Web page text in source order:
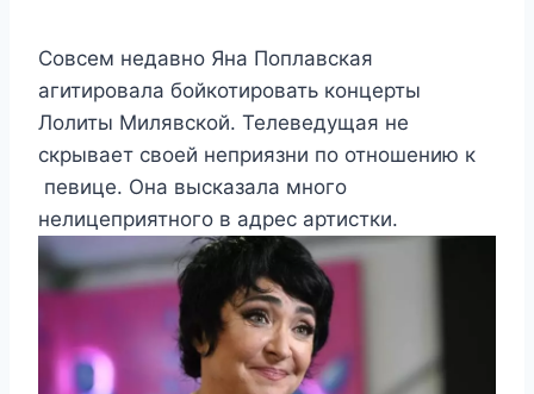
Совсем недавно Яна Поплавская
агитировала бойкотировать концерты
Лолиты Милявской. Телеведущая не
скрывает своей неприязни по отношению к
певице. Она высказала много
нелицеприятного в адрес артистки.